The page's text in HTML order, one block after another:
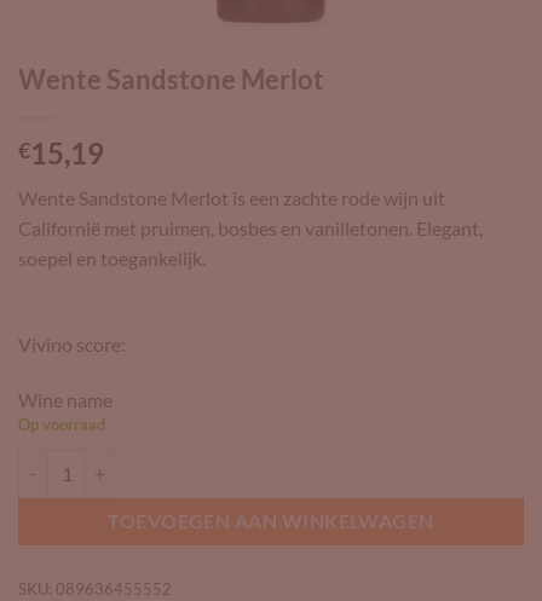
Wente Sandstone Merlot
€15,19
Wente Sandstone Merlot is een zachte rode wijn uit
Californië met pruimen, bosbes en vanilletonen. Elegant,
soepel en toegankelijk.
Vivino score:
Wine name
Op voorraad
TOEVOEGEN AAN WINKELWAGEN
SKU: 089636455552